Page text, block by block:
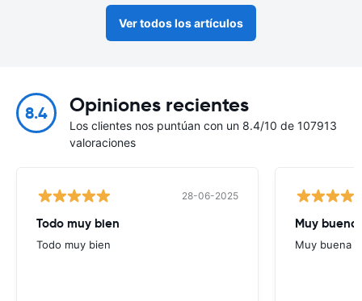
Ver todos los artículos
8.4 Opiniones recientes
Los clientes nos puntúan con un 8.4/10 de 107913
valoraciones
28-06-2025
Todo muy bien
Todo muy bien
Muy buena
Muy buena